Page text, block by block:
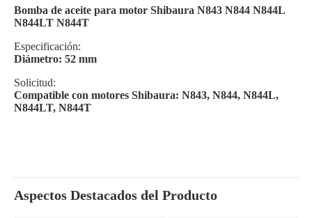
Bomba de aceite para motor Shibaura N843 N844 N844L
N844LT N844T
Especificación:
Diámetro: 52 mm
Solicitud:
Compatible con motores Shibaura: N843, N844, N844L,
N844LT, N844T
Aspectos Destacados del Producto